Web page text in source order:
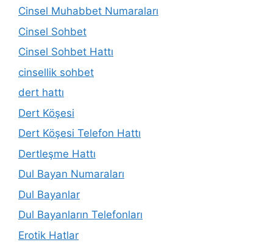
Cinsel Muhabbet Numaraları
Cinsel Sohbet
Cinsel Sohbet Hattı
cinsellik sohbet
dert hattı
Dert Köşesi
Dert Köşesi Telefon Hattı
Dertleşme Hattı
Dul Bayan Numaraları
Dul Bayanlar
Dul Bayanların Telefonları
Erotik Hatlar